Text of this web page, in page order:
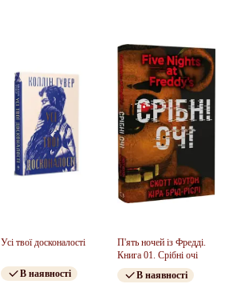
Усі твої досконалості
В наявності
П'ять ночей із Фредді.
Книга 01. Срібні очі
В наявності